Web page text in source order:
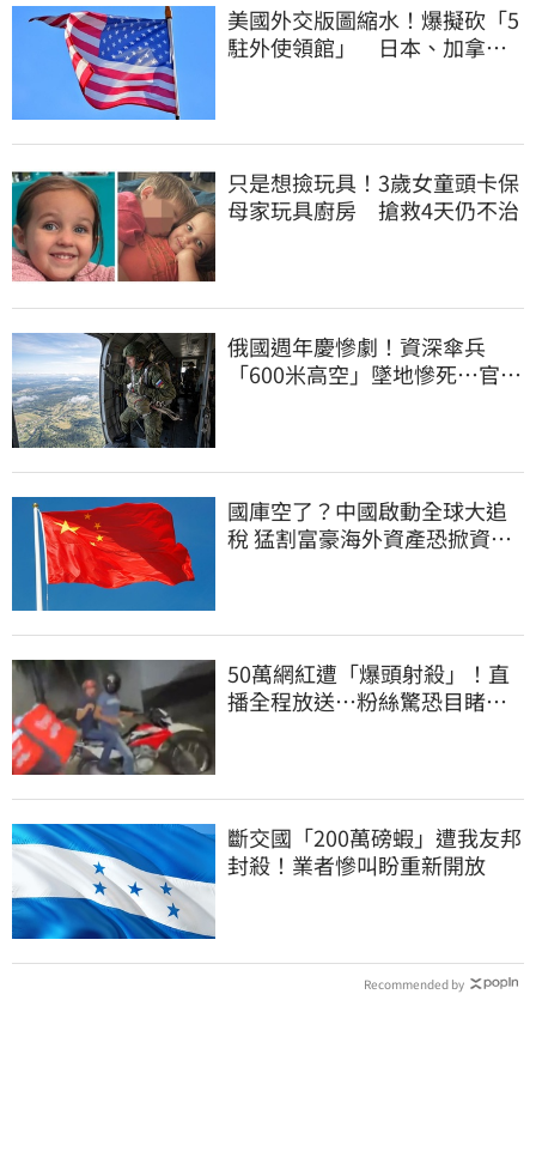
美國外交版圖縮水！爆擬砍「5
駐外使領館」 日本、加拿
只是想撿玩具！3歲女童頭卡保
母家玩具廚房 搶救4天仍不治
俄國週年慶慘劇！資深傘兵
「600米高空」墜地慘死…官方
國庫空了？中國啟動全球大追
稅 猛割富豪海外資產恐掀資金
50萬網紅遭「爆頭射殺」！直
播全程放送…粉絲驚恐目睹慘
斷交國「200萬磅蝦」遭我友邦
封殺！業者慘叫盼重新開放
Recommended by